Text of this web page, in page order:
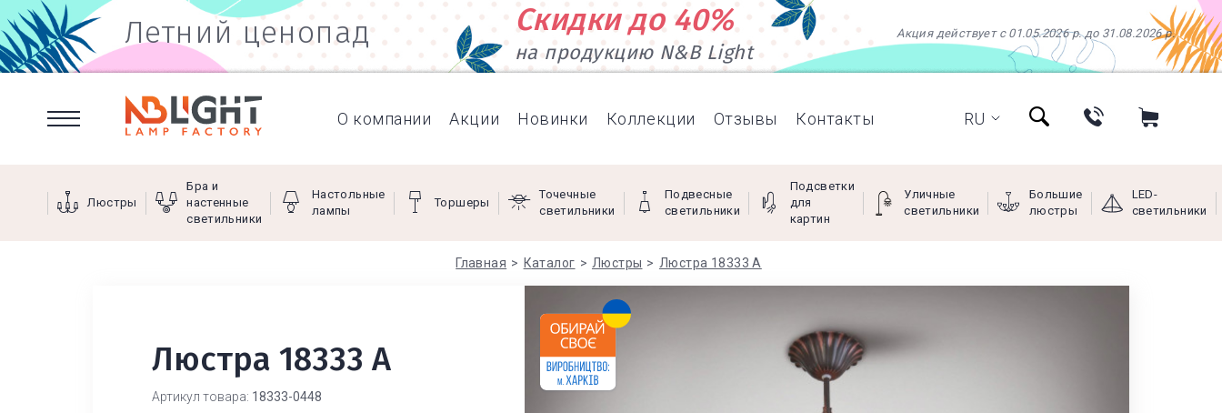
Летний ценопад Скидки до 40%
на продукцию N&B Light
Акция действует с 01.05.2026 р. до 31.08.2026 р.
О компании Акции Новинки Коллекции Отзывы Контакты RU
+38 (097) 966-77-66
Люстры
Бра и
настенные
светильники
Настольные
лампы
Торшеры
Точечные
светильники
Подвесные
светильники
Подсветки
для
картин
Уличные
светильники
Большие
люстры
LED-
светильники
Главная Каталог Люстры Люстра 18333 А
Люстра 18333 А
Артикул товара: 18333-0448